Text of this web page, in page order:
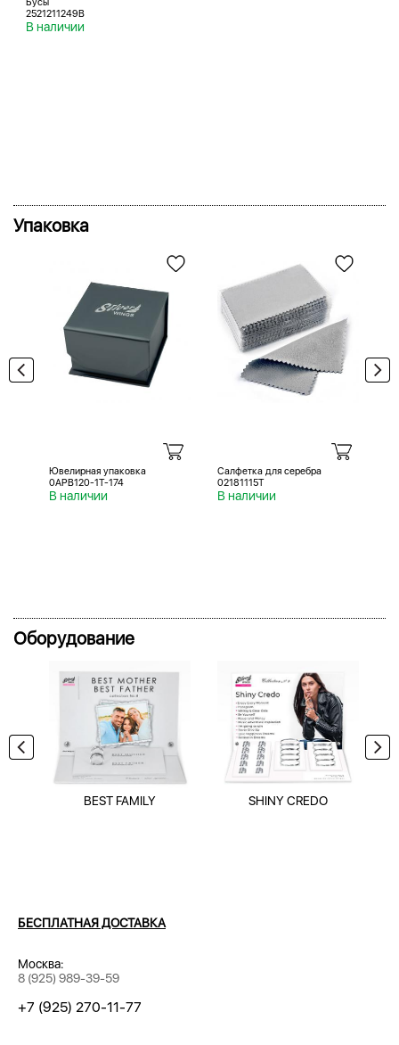
Бусы
2521211249B
В наличии
Упаковка
Ювелирная упаковка
0APB120-1T-174
В наличии
Салфетка для серебра
02181115T
В наличии
Оборудование
BEST FAMILY SHINY CREDO
БЕСПЛАТНАЯ ДОСТАВКА
Москва:
8 (925) 989-39-59
+7 (925) 270-11-77